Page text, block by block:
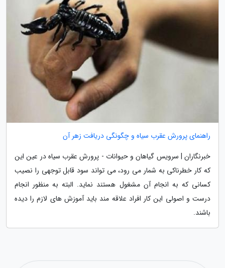
راهنمای پرورش عقرب سیاه و چگونگی دریافت زهر آن
خبرنگاران | سرویس گیاهان و حیوانات - پرورش عقرب سیاه در عین این
که کار خطرناکی به شمار می رود، می تواند سود قابل توجهی را نصیب
کسانی که به انجام آن مشغول هستند نماید. البته به منظور انجام
درست و اصولی این کار افراد علاقه مند باید آموزش های لازم را دیده
باشند.